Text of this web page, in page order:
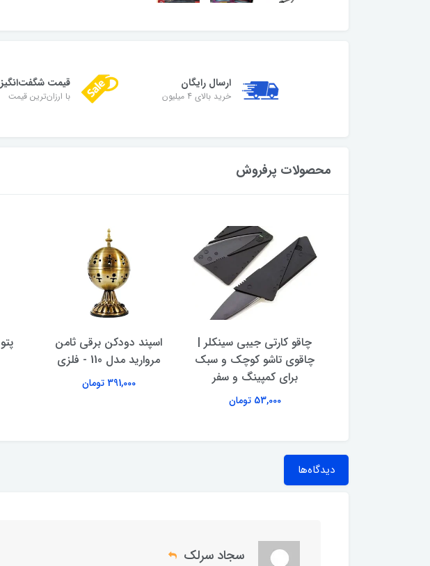
ارسال رایگان
خرید بالای 4 میلیون
قیمت شگفت‌انگیز
با ارزان‌ترین قیمت
محصولات پرفروش
چاقو کارتی جیبی سینکلر |
چاقوی تاشو کوچک و سبک
برای کمپینگ و سفر
53,000 تومان
اسپند دودکن برقی ثامن
مروارید مدل 110 - فلزی
391,000 تومان
دیدگاه‌ها
سجاد سرلک